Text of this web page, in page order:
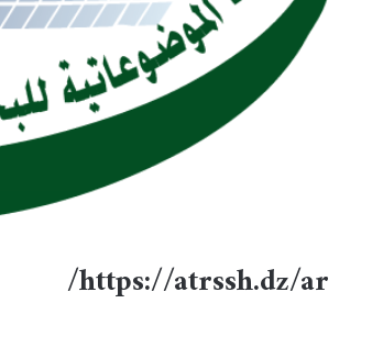
https://atrssh.dz/ar/